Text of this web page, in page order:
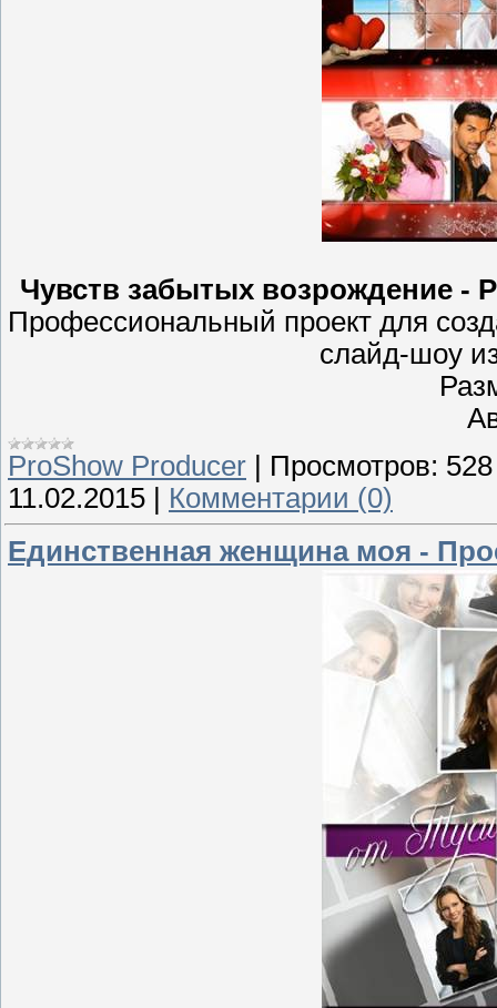
Чувств забытых возрождение -
Профессиональный проект для
слайд-шоу
ProShow Producer
Просмотров: 528
11.02.2015
Комментарии (0)
Единственная женщина моя -